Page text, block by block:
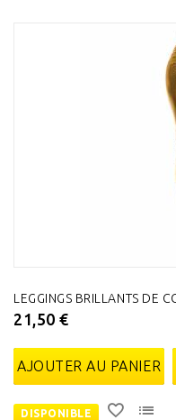
LEGGINGS BRILLANTS DE
21,50 €
AJOUTER AU PANIER
DISPONIBLE